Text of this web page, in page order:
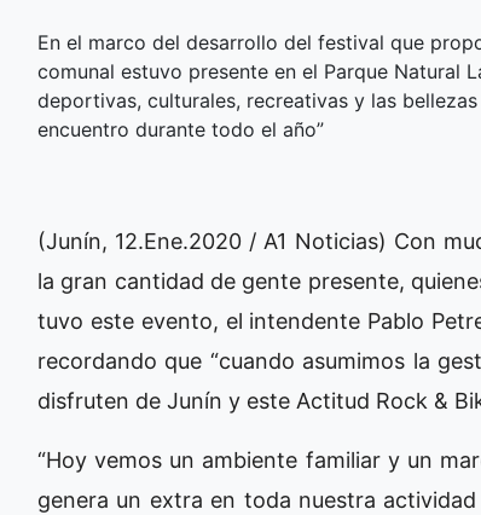
En el marco del desarrollo del festival que
comunal estuvo presente en el Parque Natural
deportivas, culturales, recreativas y las
encuentro durante todo el año”
(Junín, 12.Ene.2020 / A1 Noticias) Con
la gran cantidad de gente presente,
tuvo este evento, el intendente Pablo
recordando que “cuando asumimos la
disfruten de Junín y este Actitud Rock &
“Hoy vemos un ambiente familiar y un
genera un extra en toda nuestra